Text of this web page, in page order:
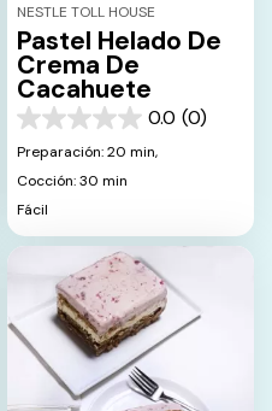
NESTLE TOLL HOUSE
Pastel Helado De
Crema De
Cacahuete
0.0 (0)
0.0
de
estrellas.
Preparación: 20 min,
Cocción: 30 min
Fácil